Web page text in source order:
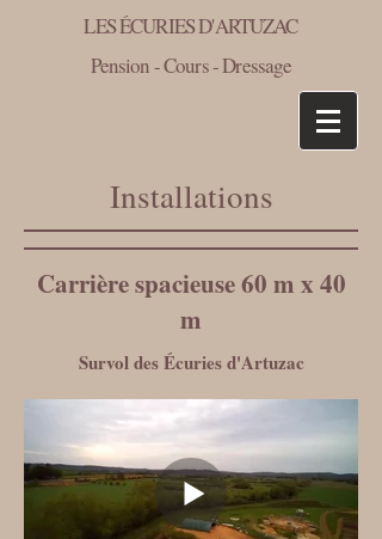
Pension - Cours - Dressage
LES ÉCURIES D'ARTUZAC
Installations
Carrière spacieuse 60 m x 40
m
Survol des Écuries d'Artuzac